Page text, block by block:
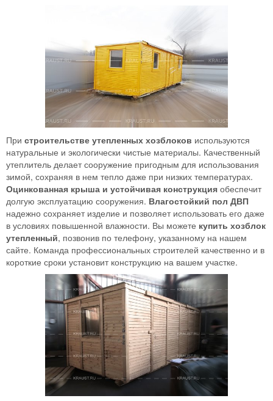
При строительстве утепленных хозблоков используются
натуральные и экологически чистые материалы. Качественный
утеплитель делает сооружение пригодным для использования
зимой, сохраняя в нем тепло даже при низких температурах.
Оцинкованная крыша и устойчивая конструкция обеспечит
долгую эксплуатацию сооружения. Влагостойкий пол ДВП
надежно сохраняет изделие и позволяет использовать его даже
в условиях повышенной влажности. Вы можете купить хозблок
утепленный, позвонив по телефону, указанному на нашем
сайте. Команда профессиональных строителей качественно и в
короткие сроки установит конструкцию на вашем участке.